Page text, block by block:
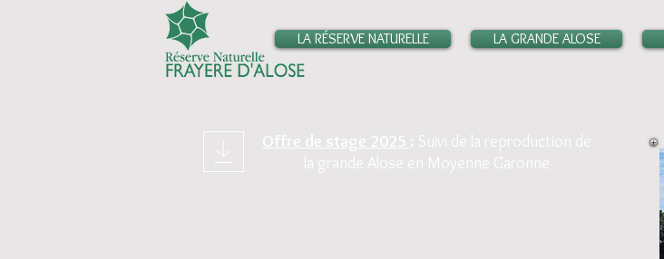
LA RÉSERVE NATURELLE LA GRANDE ALOSE
Offre de stage 2025 : Suivi de la reproduction de
la grande Alose en Moyenne Garonne